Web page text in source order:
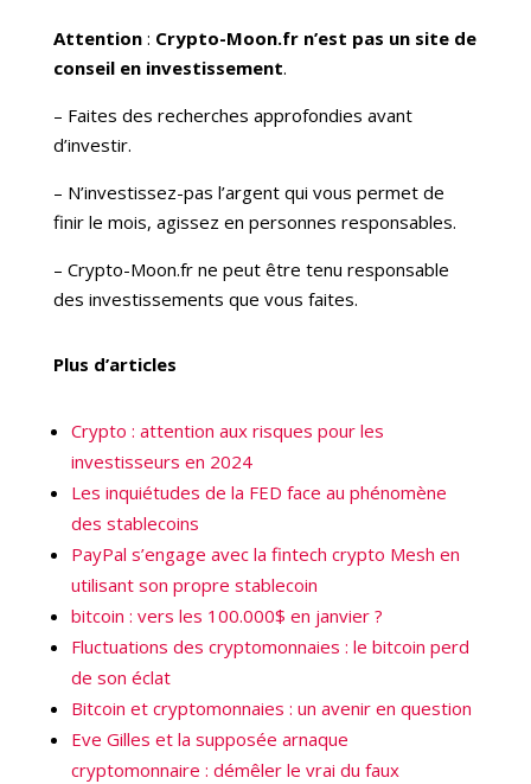
Attention: Crypto-Moon.fr n’est pas un site de
conseil en investissement.
– Faites des recherches approfondies avant
d’investir.
– N’investissez-pas l’argent qui vous permet de
finir le mois, agissez en personnes responsables.
– Crypto-Moon.fr ne peut être tenu responsable
des investissements que vous faites.
Plus d’articles
Crypto : attention aux risques pour les
investisseurs en 2024
Les inquiétudes de la FED face au phénomène
des stablecoins
PayPal s’engage avec la fintech crypto Mesh en
utilisant son propre stablecoin
bitcoin : vers les 100.000$ en janvier ?
Fluctuations des cryptomonnaies : le bitcoin perd
de son éclat
Bitcoin et cryptomonnaies : un avenir en question
Eve Gilles et la supposée arnaque
cryptomonnaire : démêler le vrai du faux